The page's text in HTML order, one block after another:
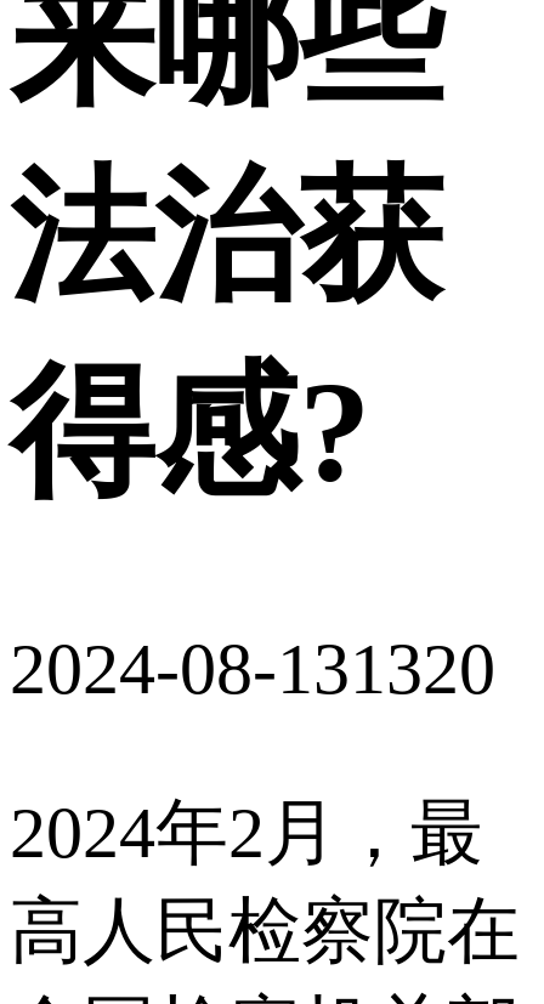
来哪些
法治获
得感?
2024-08-131320
2024年2月，最
高人民检察院在